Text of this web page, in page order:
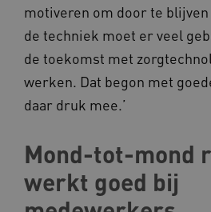
motiveren om door te blijven
de techniek moet er veel
de toekomst met
werken. Dat begon met
daar druk mee.’
Mond-tot-mond
werkt goed bij